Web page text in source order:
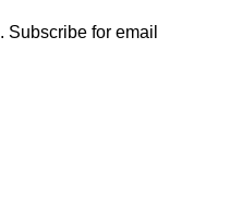
. Subscribe for email